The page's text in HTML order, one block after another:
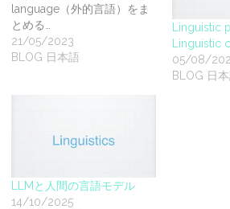
language（外的言語）をま
とめる…
21/05/2023
BLOG 日本語
Linguistic
Linguistic
05/08/
BLOG 日
LLMと人間の言語モデル
14/10/2025